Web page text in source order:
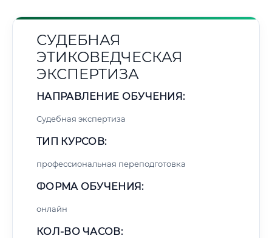
СУДЕБНАЯ
ЭТИКОВЕДЧЕСКАЯ
ЭКСПЕРТИЗА
НАПРАВЛЕНИЕ ОБУЧЕНИЯ:
Судебная экспертиза
ТИП КУРСОВ:
профессиональная переподготовка
ФОРМА ОБУЧЕНИЯ:
онлайн
КОЛ-ВО ЧАСОВ: